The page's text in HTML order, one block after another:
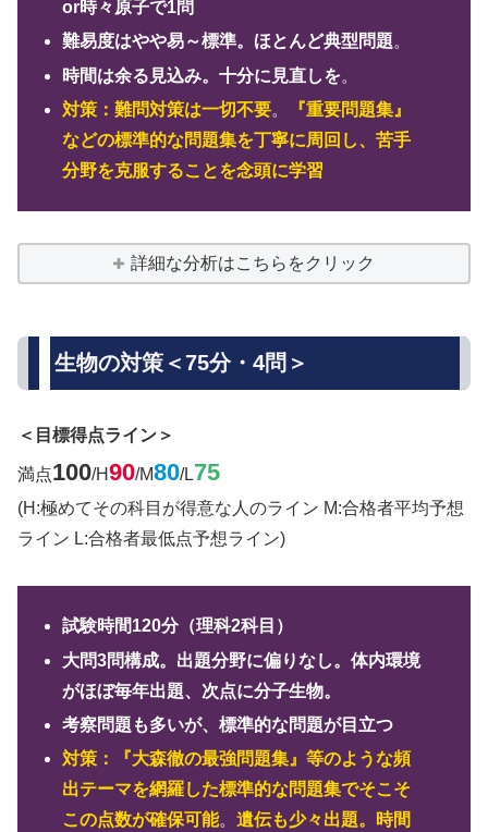
or時々原子で1問
難易度はやや易～標準。ほとんど典型問題。
時間は余る見込み。十分に見直しを。
対策：難問対策は一切不要。
『重要問題集』
などの標準的な問題集を丁寧に周回し、苦手
分野を克服することを念頭に学習
詳細な分析はこちらをクリック
生物の対策＜75分・4問＞
＜目標得点ライン＞
満点100/H90/M80/L75
(H:極めてその科目が得意な人のライン M:合格者平均予想
ライン L:合格者最低点予想ライン)
試験時間120分（理科2科目）
大問3問構成。出題分野に偏りなし。体内環境
がほぼ毎年出題、次点に分子生物。
考察問題も多いが、標準的な問題が目立つ
対策：『大森徹の最強問題集』等のような頻
出テーマを網羅した標準的な問題集でそこそ
この点数が確保可能。遺伝も少々出題。時間